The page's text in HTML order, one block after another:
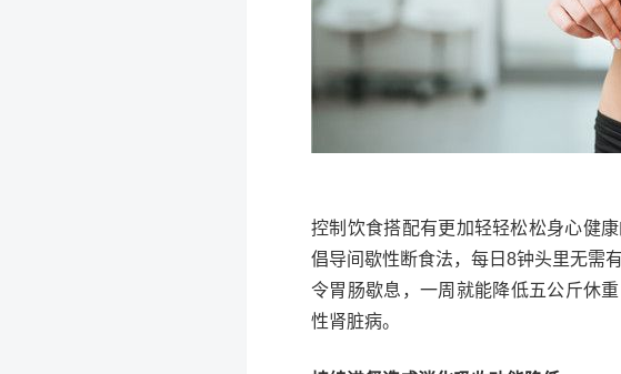
控制饮食搭配有更加轻轻松松身心健
倡导间歇性断食法，每日8钟头里无需
令胃肠歇息，一周就能降低五公斤休
性肾脏病。